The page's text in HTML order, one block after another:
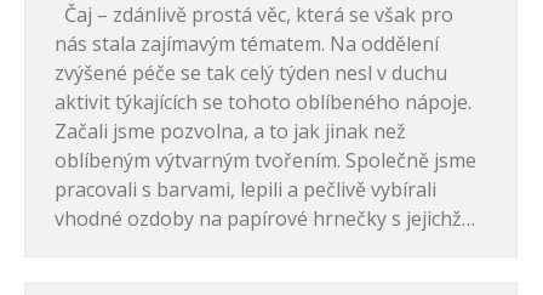
Čaj – zdánlivě prostá věc, která se však pro
nás stala zajímavým tématem. Na oddělení
zvýšené péče se tak celý týden nesl v duchu
aktivit týkajících se tohoto oblíbeného nápoje.
Začali jsme pozvolna, a to jak jinak než
oblíbeným výtvarným tvořením. Společně jsme
pracovali s barvami, lepili a pečlivě vybírali
vhodné ozdoby na papírové hrnečky s jejichž…